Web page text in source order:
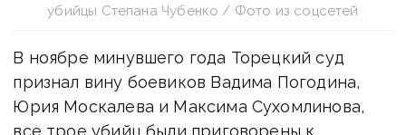
убийцы Степана Чубенко / Фото из соцсетей
В ноябре минувшего года Торецкий суд
признал вину боевиков Вадима Погодина,
Юрия Москалева и Максима Сухомлинова,
все трое убийц были приговорены к